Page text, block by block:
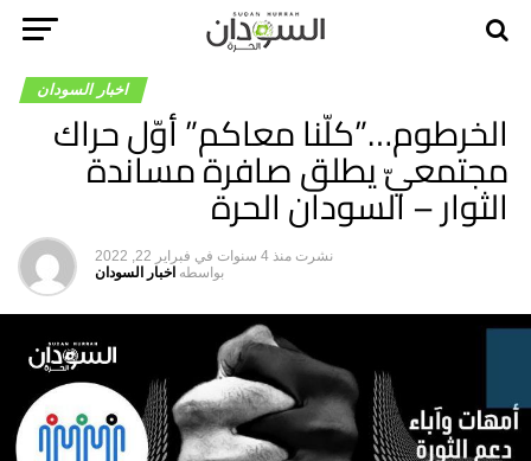
اخبار السودان
الخرطوم…”كلّنا معاكم” أوّل حراك
مجتمعيّ يطلق صافرة مساندة
الثوار – السودان الحرة
نشرت منذ 4 سنوات في فبراير 22, 2022
بواسطه اخبار السودان